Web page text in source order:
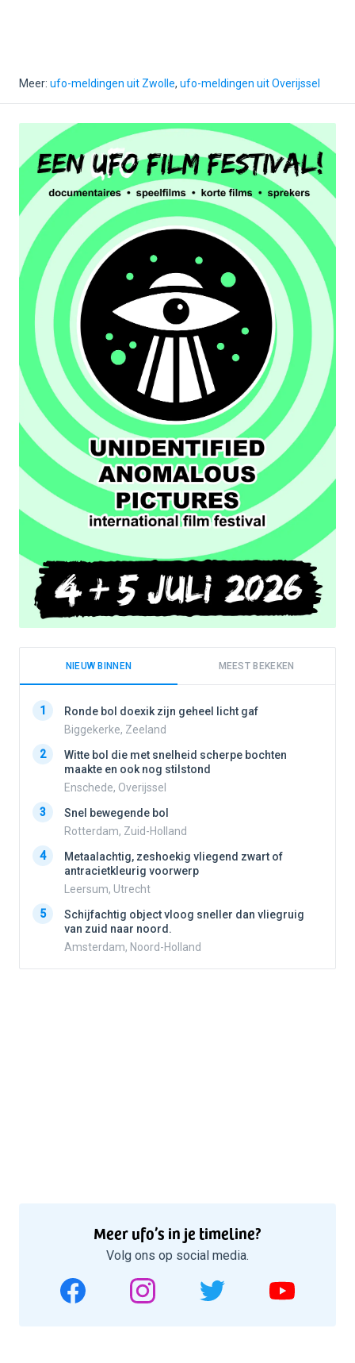
Meer: ufo-meldingen uit Zwolle, ufo-meldingen uit Overijssel
NIEUW BINNEN MEEST BEKEKEN
1
Ronde bol doexik zijn geheel licht gaf
Biggekerke, Zeeland
2
Witte bol die met snelheid scherpe bochten
maakte en ook nog stilstond
Enschede, Overijssel
3
Snel bewegende bol
Rotterdam, Zuid-Holland
4
Metaalachtig, zeshoekig vliegend zwart of
antracietkleurig voorwerp
Leersum, Utrecht
5
Schijfachtig object vloog sneller dan vliegruig
van zuid naar noord.
Amsterdam, Noord-Holland
Meer ufo’s in je timeline?
Volg ons op social media.